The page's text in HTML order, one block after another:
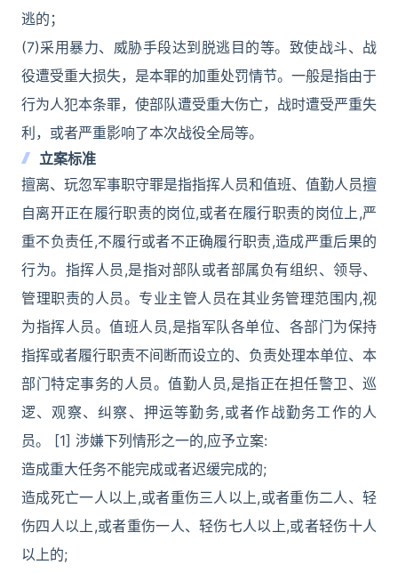
逃的；
(7)采用暴力、威胁手段达到脱逃目的等。致使战斗、战
役遭受重大损失，是本罪的加重处罚情节。一般是指由于
行为人犯本条罪，使部队遭受重大伤亡，战时遭受严重失
利，或者严重影响了本次战役全局等。
立案标准
擅离、玩忽军事职守罪是指指挥人员和值班、值勤人员擅
自离开正在履行职责的岗位,或者在履行职责的岗位上,严
重不负责任,不履行或者不正确履行职责,造成严重后果的
行为。指挥人员,是指对部队或者部属负有组织、领导、
管理职责的人员。专业主管人员在其业务管理范围内,视
为指挥人员。值班人员,是指军队各单位、各部门为保持
指挥或者履行职责不间断而设立的、负责处理本单位、本
部门特定事务的人员。值勤人员,是指正在担任警卫、巡
逻、观察、纠察、押运等勤务,或者作战勤务工作的人
员。 [1] 涉嫌下列情形之一的,应予立案:
造成重大任务不能完成或者迟缓完成的;
造成死亡一人以上,或者重伤三人以上,或者重伤二人、轻
伤四人以上,或者重伤一人、轻伤七人以上,或者轻伤十人
以上的;